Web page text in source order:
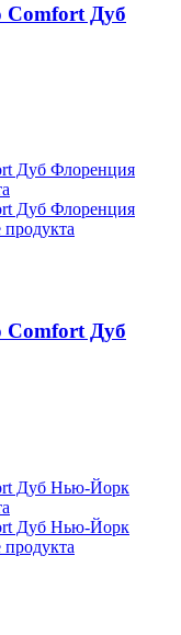
Comfort Дуб
Comfort Дуб